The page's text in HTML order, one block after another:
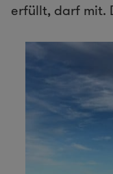
erfüllt, darf mit.